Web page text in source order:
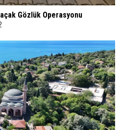
Gözlük Operasyonu